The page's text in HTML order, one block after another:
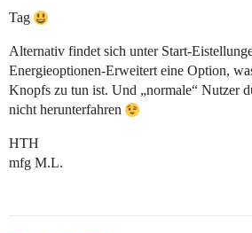
Tag
Alternativ findet sich unter Start-
Energieoptionen-Erweitert eine Option,
Knopfs zu tun ist. Und „normale“ Nutzer
nicht herunterfahren
HTH
mfg M.L.